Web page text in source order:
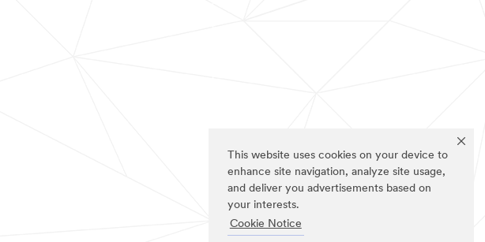
This website uses cookies on your device to
enhance site navigation, analyze site usage,
and deliver you advertisements based on
your interests.
Cookie Notice